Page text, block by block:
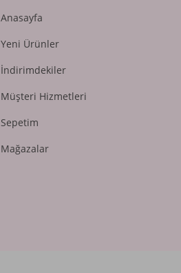
Anasayfa
Yeni Ürünler
İndirimdekiler
Müşteri Hizmetleri
Sepetim
Mağazalar